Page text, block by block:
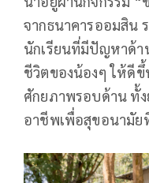
จากธนาคารออมสิน
นักเรียนที่มีปัญหาด้
ชีวิตของน้องๆ ให้ดี
ศักยภาพรอบด้าน ทั้
อาชีพเพื่อสุขอนามัย